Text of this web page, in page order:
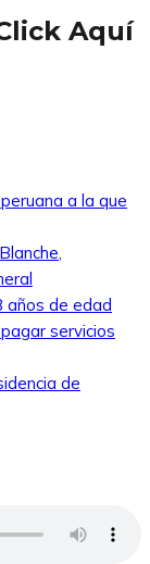
Aquí
a la que
años de edad
servicios
de